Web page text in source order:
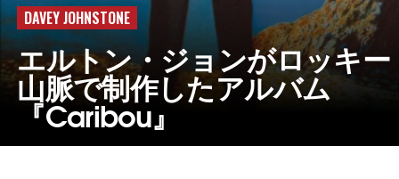
DAVEY JOHNSTONE
エルトン・ジョンがロッキー
山脈で制作したアルバム
『Caribou』